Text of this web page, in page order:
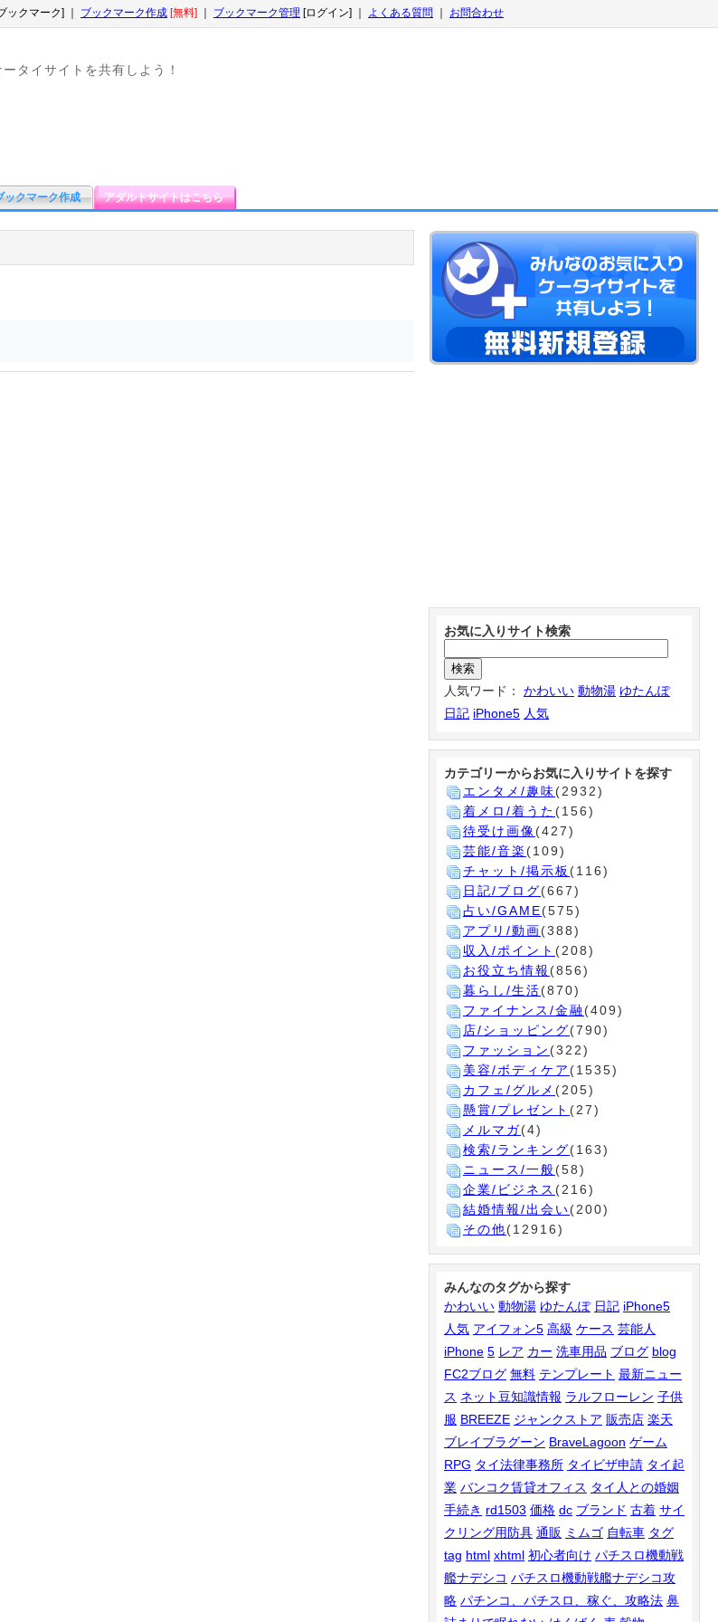
ックマーク] ｜ ブックマーク作成 [無料] ブックマーク管理 [ログイン] ｜ よくある質問 お問合わせ
タイサイトを共有しよう！
ックマーク作成 アダルトサイトはこちら
お気に入りサイト検索
人気ワード： かわいい 動物湯 ゆたんぽ
日記 iPhone5 人気
カテゴリーからお気に入りサイトを探す
エンタメ/趣味(2932)
着メロ/着うた (156)
待受け画像(427)
芸能/音楽 (109)
チャット/掲示板 (116)
日記/ブログ(667)
占い/GAME(575)
アプリ/動画(388)
収入/ポイント (208)
お役立ち情報 (856)
暮らし/生活(870)
ファイナンス/金融 (409)
店/ショッピング(790)
ファッション (322)
美容/ボディケア (1535)
カフェ/グルメ (205)
懸賞/プレゼント (27)
メルマガ(4)
検索/ランキング(163)
ニュース/一般(58)
企業/ビジネス (216)
結婚情報/出会い(200)
その他(12916)
みんなのタグから探す
かわいい 動物湯 ゆたんぽ 日記 iPhone5
人気 アイフォン5 高級 ケース 芸能人
iPhone 5 レア カー 洗車用品 ブログ blog
FC2ブログ 無料 テンプレート 最新ニュー
ス ネット豆知識情報 ラルフローレン 子供
服 BREEZE ジャンクストア 販売店 楽天
ブレイブラグーン BraveLagoon ゲーム
RPG タイ法律事務所 タイビザ申請 タイ起
業 バンコク賃貸オフィス タイ人との婚姻
手続き rd1503 価格 dc ブランド 古着 サイ
クリング用防具 通販 ミムゴ 自転車 タグ
tag html xhtml 初心者向け パチスロ機動戦
艦ナデシコ パチスロ機動戦艦ナデシコ攻
略 パチンコ、パチスロ、稼ぐ、攻略法 鼻